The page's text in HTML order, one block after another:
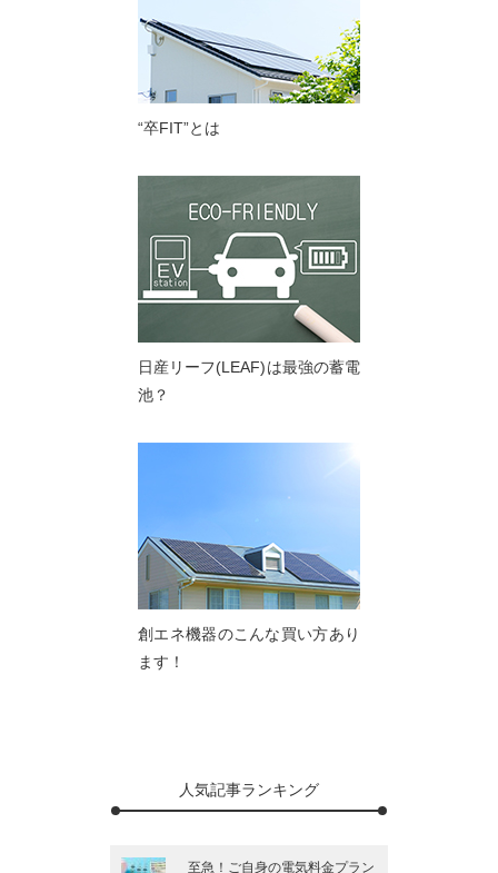
“卒FIT”とは
日産リーフ(LEAF)は最強の蓄電
池？
創エネ機器のこんな買い方あり
ます！
人気記事ランキング
至急！ご自身の電気料金プラン